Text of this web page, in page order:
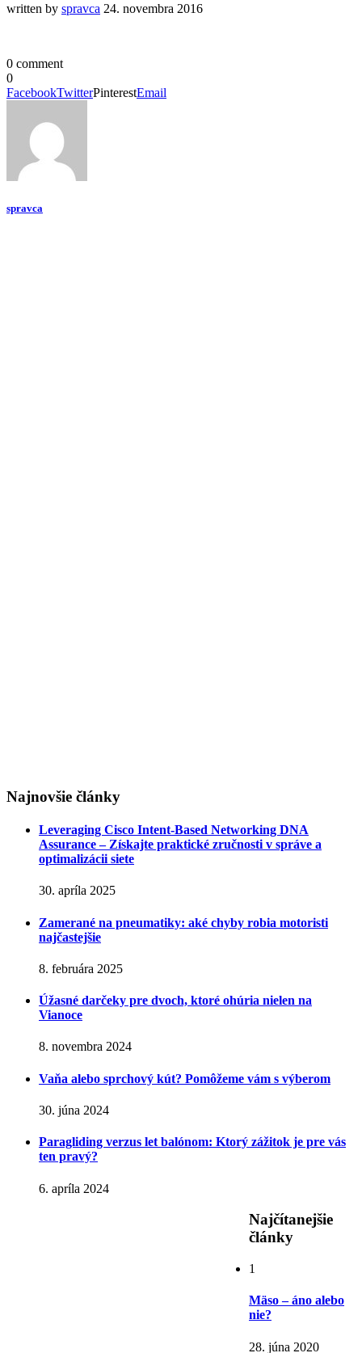
written by spravca 24. novembra 2016
0 comment
0
FacebookTwitterPinterestEmail
spravca
Najnovšie články
Leveraging Cisco Intent-Based Networking DNA
Assurance – Získajte praktické zručnosti v správe a
optimalizácii siete
30. apríla 2025
Zamerané na pneumatiky: aké chyby robia motoristi
najčastejšie
8. februára 2025
Úžasné darčeky pre dvoch, ktoré ohúria nielen na
Vianoce
8. novembra 2024
Vaňa alebo sprchový kút? Pomôžeme vám s výberom
30. júna 2024
Paragliding verzus let balónom: Ktorý zážitok je pre vás
ten pravý?
6. apríla 2024
Najčítanejšie
články
1
Mäso – áno alebo
nie?
28. júna 2020